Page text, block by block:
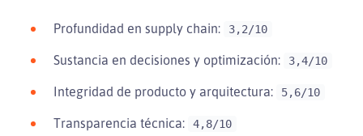
Profundidad en supply chain: 3,2/10
Sustancia en decisiones y optimización: 3,4/10
Integridad de producto y arquitectura: 5,6/10
Transparencia técnica: 4,8/10